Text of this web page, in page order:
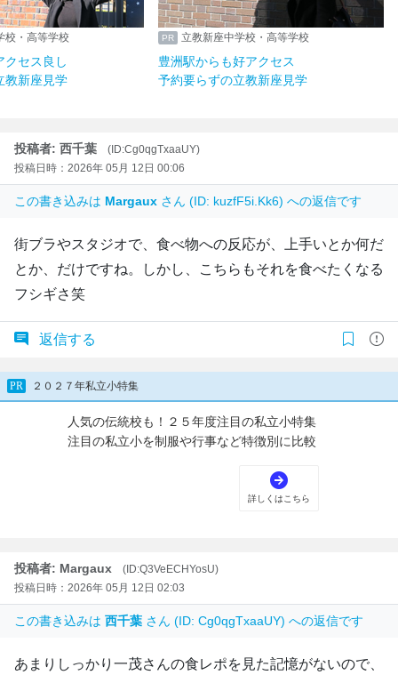
校・高等学校
クセス良し
教新座見学
立教新座中学校・高等学校
豊洲駅からも好アクセス
予約要らずの立教新座見学
投稿者: 西千葉
(ID:Cg0qgTxaaUY)
投稿日時：2026年 05月 12日 00:06
この書き込みは Margaux さん (ID: kuzfF5i.Kk6) への返信です
街ブラやスタジオで、食べ物への反応が、上手いとか何だ
とか、だけですね。しかし、こちらもそれを食べたくなる
フシギさ笑
返信する
投稿者: Margaux
(ID:Q3VeECHYosU)
投稿日時：2026年 05月 12日 02:03
この書き込みは 西千葉 さん (ID: Cg0qgTxaaUY) への返信です
あまりしっかり一茂さんの食レポを見た記憶がないので、